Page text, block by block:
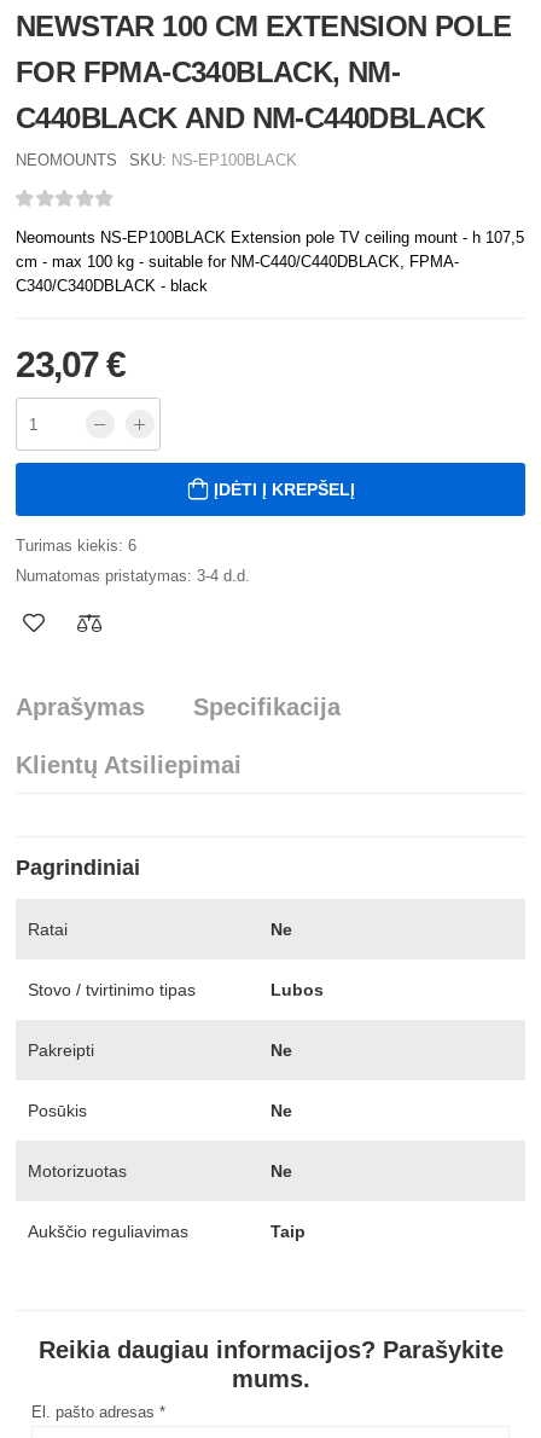
NEWSTAR 100 CM EXTENSION POLE
FOR FPMA-C340BLACK, NM-
C440BLACK AND NM-C440DBLACK
NEOMOUNTS SKU: NS-EP100BLACK
Neomounts NS-EP100BLACK Extension pole TV ceiling mount - h 107,5
cm - max 100 kg - suitable for NM-C440/C440DBLACK, FPMA-
C340/C340DBLACK - black
23,07 €
ĮDĖTI Į KREPŠELĮ
Turimas kiekis: 6
Numatomas pristatymas: 3-4 d.d.
Aprašymas Specifikacija
Klientų Atsiliepimai
Pagrindiniai
Ratai Ne
Stovo / tvirtinimo tipas Lubos
Pakreipti Ne
Posūkis Ne
Motorizuotas Ne
Aukščio reguliavimas Taip
Reikia daugiau informacijos? Parašykite
mums.
El. pašto adresas *